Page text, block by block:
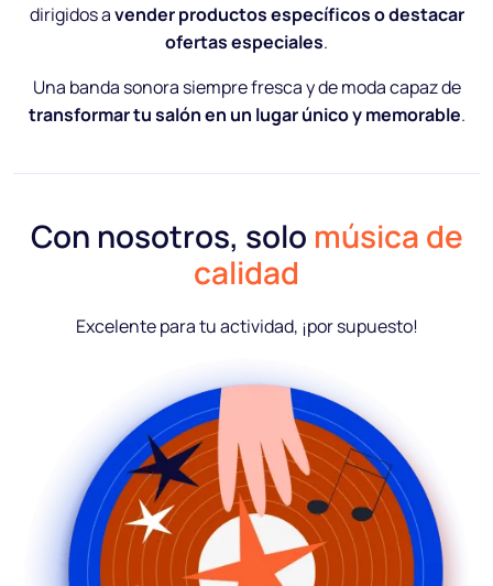
dirigidos avender productos específicos o destacar
ofertas especiales.
Una banda sonora siempre fresca y de moda capaz de
transformar tu salón en un lugar único y memorable.
Con nosotros, solo música de
calidad
Excelente para tu actividad, ¡por supuesto!